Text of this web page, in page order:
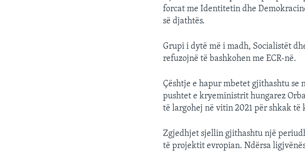
forcat me Identitetin dhe
së djathtës.
Grupi i dytë më i madh, Socialistët
refuzojnë të bashkohen me ECR-në.
Çështje e hapur mbetet gjithashtu se
pushtet e kryeministrit hungarez
të largohej në vitin 2021 për shkak
Zgjedhjet sjellin gjithashtu një
të projektit evropian. Ndërsa